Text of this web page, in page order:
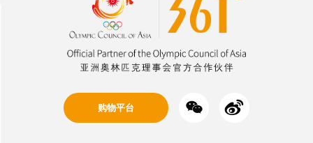
购物平台  